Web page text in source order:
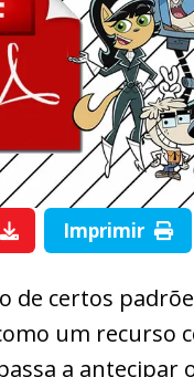
Imprimir
de certos
um recurso
a antecipar